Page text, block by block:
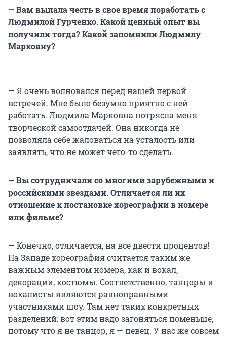
— Вам выпала честь в свое время поработать с
Людмилой Гурченко. Какой ценный опыт вы
получили тогда? Какой запомнили Людмилу
Марковну?
— Я очень волновался перед нашей первой
встречей. Мне было безумно приятно с ней
работать. Людмила Марковна потрясла меня
творческой самоотдачей. Она никогда не
позволяла себе жаловаться на усталость или
заявлять, что не может чего-то сделать.
— Вы сотрудничали со многими зарубежными и
российскими звездами. Отличается ли их
отношение к постановке хореографии в номере
или фильме?
— Конечно, отличается, на все двести процентов!
На Западе хореография считается таким же
важным элементом номера, как и вокал,
декорации, костюмы. Соответственно, танцоры и
вокалисты являются равноправными
участниками шоу. Там нет таких конкретных
разделений: вот этим надо загоняться поменьше,
потому что я не танцор, я — певец. У нас же совсем